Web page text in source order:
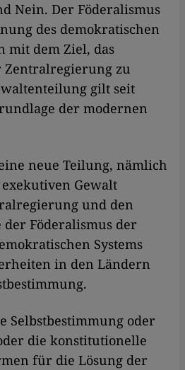
Nein. Der Föderalismus
des demokratischen
mit dem Ziel, das
Zentralregierung zu
gilt seit
der modernen
neue Teilung, nämlich
Gewalt
und den
der Föderalismus der
Systems
in den Ländern
Selbstbestimmung oder
die konstitutionelle
für die Lösung der